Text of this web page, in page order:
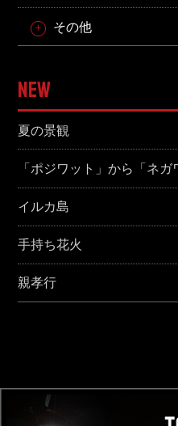
その他
NEW
夏の景観
「ポジワット」から「ネガ
イルカ島
手持ち花火
親孝行